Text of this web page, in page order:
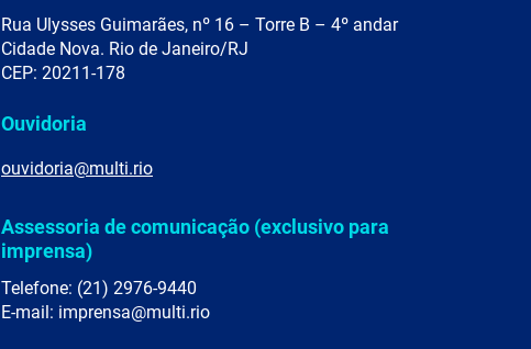
Rua Ulysses Guimarães, nº 16 – Torre B – 4º andar
Cidade Nova. Rio de Janeiro/RJ
CEP: 20211-178
Ouvidoria
ouvidoria@multi.rio
Assessoria de comunicação (exclusivo para
imprensa)
Telefone: (21) 2976-9440
E-mail: imprensa@multi.rio